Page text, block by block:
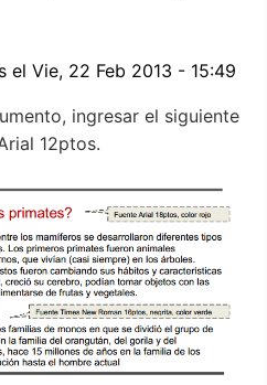
el Vie, 22 Feb 2013 - 15:49
ingresar el siguiente
12ptos.